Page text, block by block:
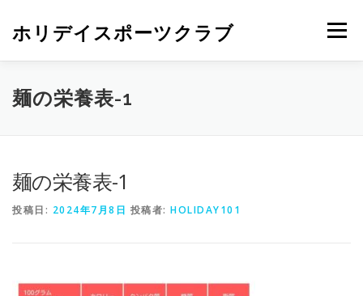
ホリデイスポーツクラブ メニュー
麺の栄養表-1
麺の栄養表-1
投稿日: 2024年7月8日 投稿者: HOLIDAY101